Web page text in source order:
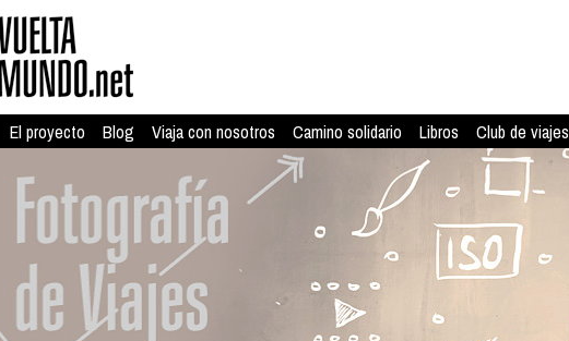
El proyecto Blog Viaja con nosotros Camino solidario Libros Club de viajes